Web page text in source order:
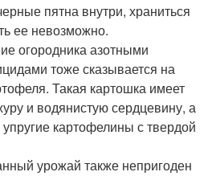
пятна внутри, храниться
ее невозможно.
огородника азотными
тоже сказывается на
Такая картошка имеет
и водянистую сердцевину, а
картофелины с твердой
урожай также непригоден